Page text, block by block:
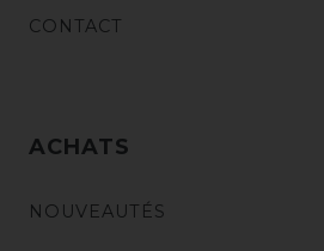
CONTACT
ACHATS
NOUVEAUTÉS